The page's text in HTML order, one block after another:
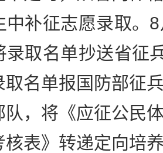
中补征志愿录取。
录取名单抄送省征
取名单报国防部征
队，将《应征公民
核表》转递定向培